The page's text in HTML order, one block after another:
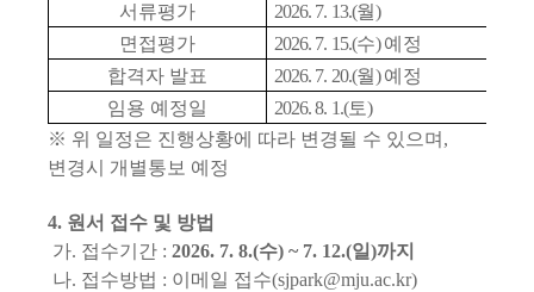
서류평가
2026. 7. 13.(월)
면접평가
2026. 7. 15.(수)예정
합격자 발표
2026. 7. 20.(월)예정
임용 예정일
2026. 8. 1.(토)
※ 위 일정은 진행상황에 따라 변경될 수 있으며 ,
변경시 개별통보 예정
4. 원서 접수 및 방법
가. 접수기간 : 2026. 7. 8.(수) ~ 7. 12.(일)까지
나. 접수방법 : 이메일 접수(sjpark@mju.ac.kr)